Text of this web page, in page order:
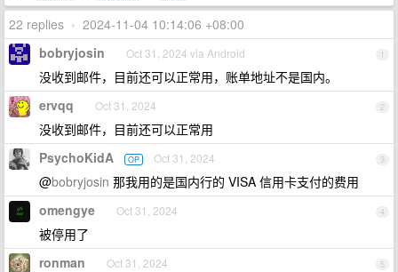
22 replies • 2024-11-04 10:14:06 +08:00
1
bobryjosin Oct 31, 2024 via Android
没收到邮件，目前还可以正常用，账单地址不是国内。
2
ervqq Oct 31, 2024
没收到邮件，目前还可以正常用
3
PsychoKidA OP Oct 31, 2024
@bobryjosin 那我用的是国内行的 VISA 信用卡支付的费用
4
omengye Oct 31, 2024
被停用了
5
ronman Oct 31, 2024